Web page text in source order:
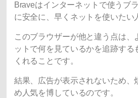
Braveはインターネットで使うブ
に安全に、早くネットを使いたい
このブラウザーが他と違う点は、
ットで何を見ているかを追跡する
くれることです。
結果、広告が表示されないため、
め人気を博しているのです。